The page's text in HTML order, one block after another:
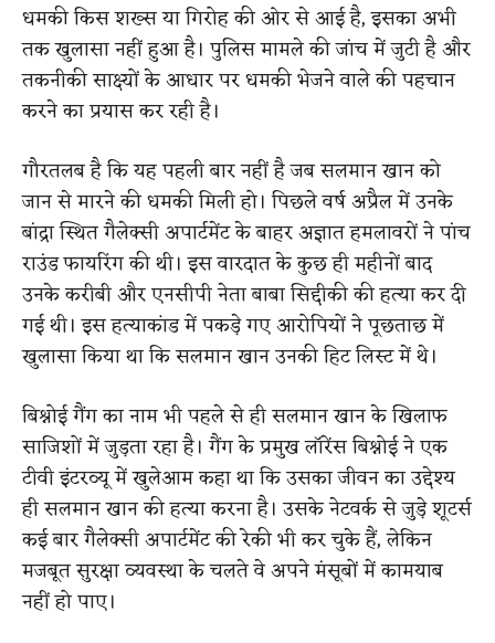
धमकी किस शख्स या गिरोह की ओर से आई है, इसका अभी
तक खुलासा नहीं हुआ है। पुलिस मामले की जांच में जुटी है और
तकनीकी साक्ष्यों के आधार पर धमकी भेजने वाले की पहचान
करने का प्रयास कर रही है।
गौरतलब है कि यह पहली बार नहीं है जब सलमान खान को
जान से मारने की धमकी मिली हो। पिछले वर्ष अप्रैल में उनके
बांद्रा स्थित गैलेक्सी अपार्टमेंट के बाहर अज्ञात हमलावरों ने पांच
राउंड फायरिंग की थी। इस वारदात के कुछ ही महीनों बाद
उनके करीबी और एनसीपी नेता बाबा सिद्दीकी की हत्या कर दी
गई थी। इस हत्याकांड में पकड़े गए आरोपियों ने पूछताछ में
खुलासा किया था कि सलमान खान उनकी हिट लिस्ट में थे।
बिश्नोई गैंग का नाम भी पहले से ही सलमान खान के खिलाफ
साजिशों में जुड़ता रहा है। गैंग के प्रमुख लॉरेंस बिश्नोई ने एक
टीवी इंटरव्यू में खुलेआम कहा था कि उसका जीवन का उद्देश्य
ही सलमान खान की हत्या करना है। उसके नेटवर्क से जुड़े शूटर्स
कई बार गैलेक्सी अपार्टमेंट की रेकी भी कर चुके हैं, लेकिन
मजबूत सुरक्षा व्यवस्था के चलते वे अपने मंसूबों में कामयाब
नहीं हो पाए।